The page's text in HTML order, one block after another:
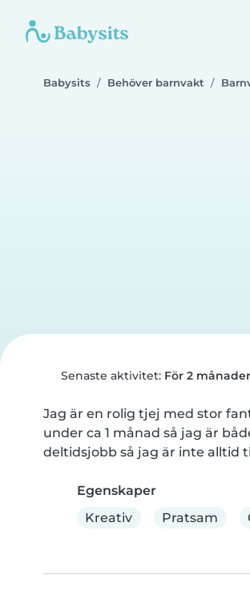
Babysits Behöver barnvakt
Senaste aktivitet: För 2
Jag är en rolig tjej med stor
under ca 1 månad så jag är
deltidsjobb så jag är inte alltid
Egenskaper
Kreativ
Pratsam